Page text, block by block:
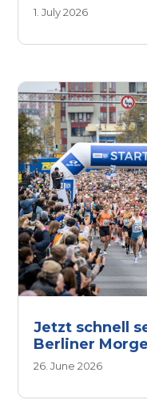
1. July 2026
Jetzt schnell
Berliner
26. June 2026